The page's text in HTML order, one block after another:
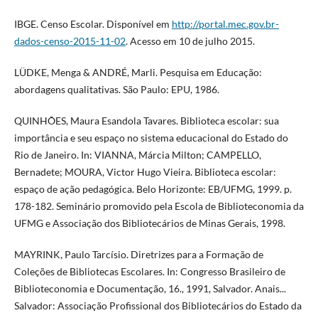
IBGE. Censo Escolar. Disponível em http://portal.mec.gov.br-
dados-censo-2015-11-02. Acesso em 10 de julho 2015.
LÜDKE, Menga & ANDRÉ, Marli. Pesquisa em Educação:
abordagens qualitativas. São Paulo: EPU, 1986.
QUINHÕES, Maura Esandola Tavares. Biblioteca escolar: sua
importância e seu espaço no sistema educacional do Estado do
Rio de Janeiro. In: VIANNA, Márcia Milton; CAMPELLO,
Bernadete; MOURA, Victor Hugo Vieira. Biblioteca escolar:
espaço de ação pedagógica. Belo Horizonte: EB/UFMG, 1999. p.
178-182. Seminário promovido pela Escola de Biblioteconomia da
UFMG e Associação dos Bibliotecários de Minas Gerais, 1998.
MAYRINK, Paulo Tarcísio. Diretrizes para a Formação de
Coleções de Bibliotecas Escolares. In: Congresso Brasileiro de
Biblioteconomia e Documentação, 16., 1991, Salvador. Anais...
Salvador: Associação Profissional dos Bibliotecários do Estado da